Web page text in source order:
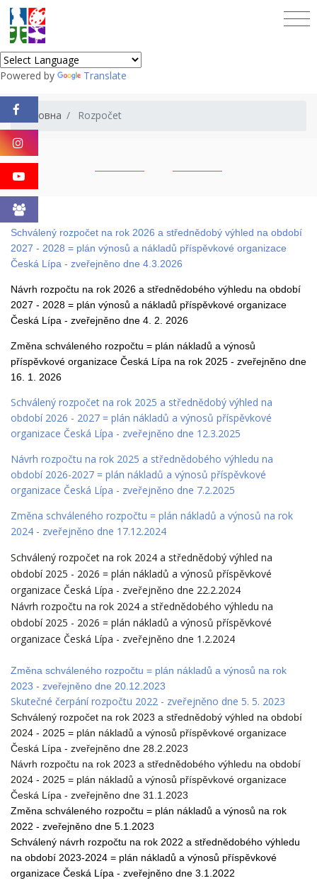
Powered by Translate
Головна Rozpočet
Schválený rozpočet na rok 2026 a střednědobý výhled na období
2027 - 2028 = plán výnosů a nákladů příspěvkové organizace
Česká Lípa - zveřejněno dne 4.3.2026
Návrh rozpočtu na rok 2026 a střednědobého výhledu na období
2027 - 2028 = plán výnosů a nákladů příspěvkové organizace
Česká Lípa - zveřejněno dne 4. 2. 2026
Změna schváleného rozpočtu = plán nákladů a výnosů
příspěvkové organizace Česká Lípa na rok 2025 - zveřejněno dne
16. 1. 2026
Schválený rozpočet na rok 2025 a střednědobý výhled na
období 2026 - 2027 = plán nákladů a výnosů příspěvkové
organizace Česká Lípa - zveřejněno dne 12.3.2025
Návrh rozpočtu na rok 2025 a střednědobého výhledu na
období 2026-2027 = plán nákladů a výnosů příspěvkové
organizace Česká Lípa - zveřejněno dne 7.2.2025
Změna schváleného rozpočtu = plán nákladů a výnosů na rok
2024 - zveřejněno dne 17.12.2024
Schválený rozpočet na rok 2024 a střednědobý výhled na
období 2025 - 2026 = plán nákladů a výnosů příspěvkové
organizace Česká Lípa - zveřejněno dne 22.2.2024
Návrh rozpočtu na rok 2024 a střednědobého výhledu na
období 2025 - 2026 = plán nákladů a výnosů příspěvkové
organizace Česká Lípa - zveřejněno dne 1.2.2024
Změna schváleného rozpočtu = plán nákladů a výnosů na rok
2023 - zveřejněno dne 20.12.2023
Skutečné čerpání rozpočtu 2022 - zveřejněno dne 5. 5. 2023
Schválený rozpočet na rok 2023 a střednědobý výhled na období
2024 - 2025 = plán nákladů a výnosů příspěvkové organizace
Česká Lípa - zveřejněno dne 28.2.2023
Návrh rozpočtu na rok 2023 a střednědobého výhledu na období
2024 - 2025 = plán nákladů a výnosů příspěvkové organizace
Česká Lípa - zveřejněno dne 31.1.2023
Změna schváleného rozpočtu = plán nákladů a výnosů na rok
2022 - zveřejněno dne 5.1.2023
Schválený návrh rozpočtu na rok 2022 a střednědobého výhledu
na období 2023-2024 = plán nákladů a výnosů příspěvkové
organizace Česká Lípa - zveřejněno dne 3.1.2022